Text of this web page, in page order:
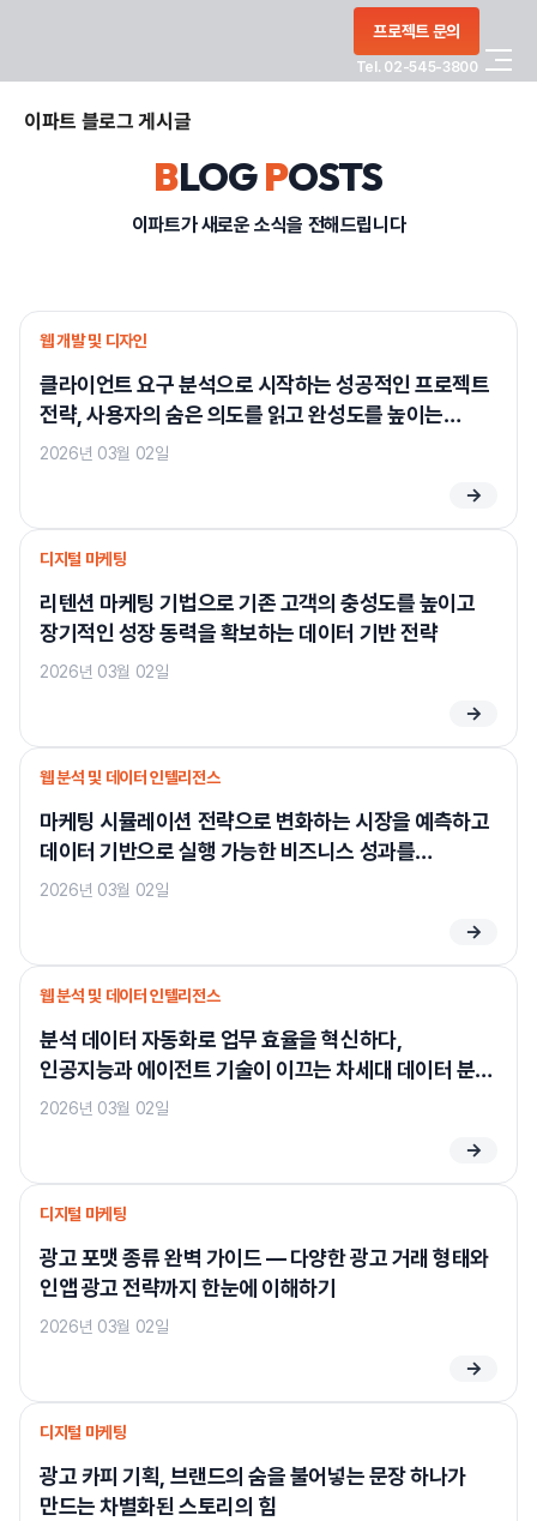
프로젝트 문의
Tel. 02-545-3800
COMPANY
BLOG
CONTACT
이파트 블로그 게시글
BLOGPOSTS
이파트가 새로운 소식을 전해드립니다
웹 개발 및 디자인
클라이언트 요구 분석으로 시작하는 성공적인 프로젝트
전략, 사용자의 숨은 의도를 읽고 완성도를 높이는
실질적인 방법
2026년 03월 02일
→
디지털 마케팅
리텐션 마케팅 기법으로 기존 고객의 충성도를 높이고
장기적인 성장 동력을 확보하는 데이터 기반 전략
2026년 03월 02일
→
웹 분석 및 데이터 인텔리전스
마케팅 시뮬레이션 전략으로 변화하는 시장을 예측하고
데이터 기반으로 실행 가능한 비즈니스 성과를
극대화하는 방법
2026년 03월 02일
→
웹 분석 및 데이터 인텔리전스
분석 데이터 자동화로 업무 효율을 혁신하다,
인공지능과 에이전트 기술이 이끄는 차세대 데이터 분석
흐름
2026년 03월 02일
→
디지털 마케팅
광고 포맷 종류 완벽 가이드 — 다양한 광고 거래 형태와
인앱 광고 전략까지 한눈에 이해하기
2026년 03월 02일
→
디지털 마케팅
광고 카피 기획, 브랜드의 숨을 불어넣는 문장 하나가
만드는 차별화된 스토리의 힘